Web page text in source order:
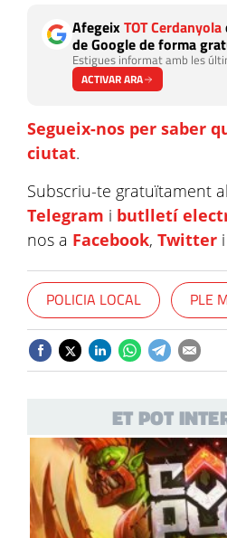
AfegeixTOT Cerdanyola
de Google de forma
Estigues informat amb les
ACTIVAR ARA
Segueix-nos per saber
ciutat.
Subscriu-te gratuïtament al
Telegram i butlletí
nos a Facebook, Twitter i
POLICIA LOCAL PLE
ET POT